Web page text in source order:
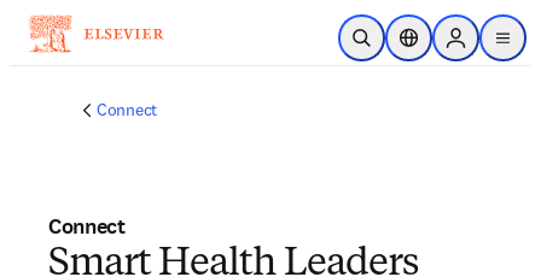
Saltar al contenido principal
Abrir búsqueda
Selector deSign in to
menu
Connect
Connect
Smart Health Leaders